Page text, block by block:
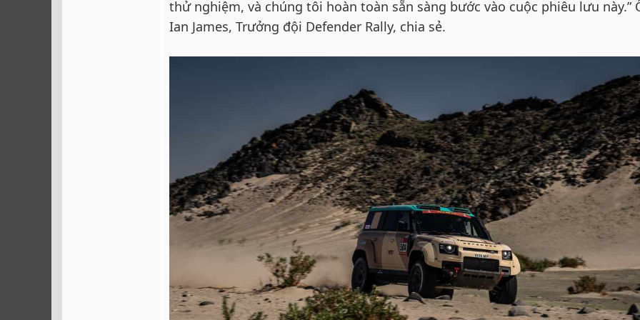
thử nghiệm, và chúng tôi hoàn toàn sẵn sàng bước vào cuộc phiêu lưu này.”
Ian James, Trưởng đội Defender Rally, chia sẻ.